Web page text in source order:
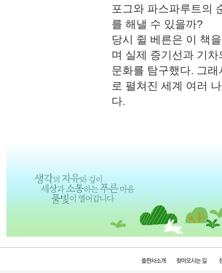
포그와 파스파루트의
를 해낼 수 있을까?
당시 쥘 베른은 이 책
며 실제 증기선과 기
문화를 탐구했다. 그
로 펼쳐진 세계 여러
다.